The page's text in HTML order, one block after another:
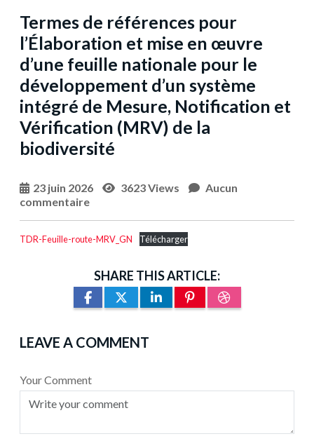
Termes de références pour
l’Élaboration et mise en œuvre
d’une feuille nationale pour le
développement d’un système
intégré de Mesure, Notification et
Vérification (MRV) de la
biodiversité
23 juin 2026 3623 Views
Aucun
commentaire
TDR-Feuille-route-MRV_GN Télécharger
SHARE THIS ARTICLE:
LEAVE A COMMENT
Your Comment